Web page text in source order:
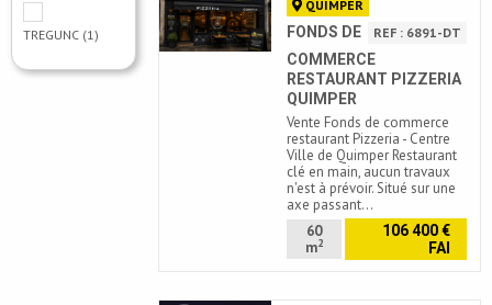
QUIMPER
REF : 6891-DT
FONDS DE
COMMERCE
RESTAURANT PIZZERIA
QUIMPER
Vente Fonds de commerce
restaurant Pizzeria - Centre
Ville de Quimper Restaurant
clé en main, aucun travaux
n'est à prévoir. Situé sur une
axe passant…
60
m2
106 400 €
FAI
TREGUNC (1)